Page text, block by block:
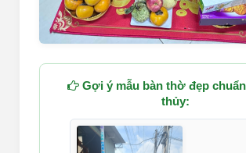
Gợi ý mẫu bàn thờ đẹp
thủy: